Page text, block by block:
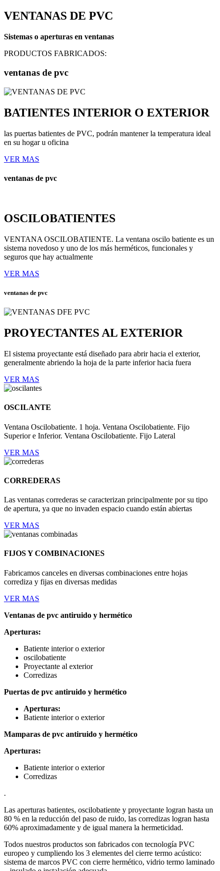
VENTANAS DE PVC
Sistemas o aperturas en ventanas
PRODUCTOS FABRICADOS:
ventanas de pvc
BATIENTES INTERIOR O EXTERIOR
las puertas batientes de PVC, podrán mantener la temperatura ideal
en su hogar u oficina
VER MAS
ventanas de pvc
OSCILOBATIENTES
VENTANA OSCILOBATIENTE. La ventana oscilo batiente es un
sistema novedoso y uno de los más herméticos, funcionales y
seguros que hay actualmente
VER MAS
ventanas de pvc
PROYECTANTES AL EXTERIOR
El sistema proyectante está diseñado para abrir hacia el exterior,
generalmente abriendo la hoja de la parte inferior hacia fuera
VER MAS
OSCILANTE
Ventana Oscilobatiente. 1 hoja. Ventana Oscilobatiente. Fijo
Superior e Inferior. Ventana Oscilobatiente. Fijo Lateral
VER MAS
CORREDERAS
Las ventanas correderas se caracterizan principalmente por su tipo
de apertura, ya que no invaden espacio cuando están abiertas
VER MAS
FIJOS Y COMBINACIONES
Fabricamos canceles en diversas combinaciones entre hojas
corrediza y fijas en diversas medidas
VER MAS
Ventanas de pvc antiruido y hermético
Aperturas:
Batiente interior o exterior
oscilobatiente
Proyectante al exterior
Corredizas
Puertas de pvc antiruido y hermético
Aperturas:
Batiente interior o exterior
Mamparas de pvc antiruido y hermético
Aperturas:
Batiente interior o exterior
Corredizas
.
Las aperturas batientes, oscilobatiente y proyectante logran hasta un
80 % en la reducción del paso de ruido, las corredizas logran hasta
60% aproximadamente y de igual manera la hermeticidad.
Todos nuestros productos son fabricados con tecnología PVC
europeo y cumpliendo los 3 elementes del cierre termo acústico:
sistema de marcos PVC con cierre hermético, vidrio termo laminado